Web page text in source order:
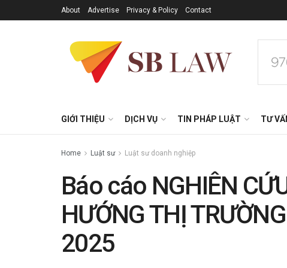
About Advertise Privacy & Policy Contact
GIỚI THIỆU DỊCH VỤ TIN PHÁP LUẬT TƯ
Home Luật sư Luật sư doanh nghiệp
Báo cáo NGHIÊN
HƯỚNG THỊ
2025